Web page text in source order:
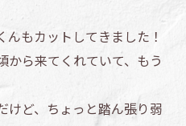
もカットしてきました！
から来てくれていて、もう
けど、ちょっと踏ん張り弱